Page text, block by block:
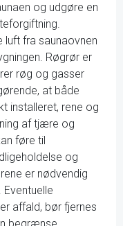
og udgøre en
fra saunaovnen
Røgrør er
røg og gasser
at både
installeret, rene og
af tjære og
føre til
og
er nødvendig
affald, bør fjernes